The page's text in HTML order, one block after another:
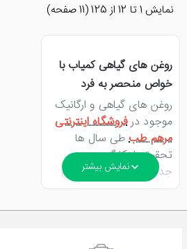
نمايش 1 تا 12 از 125 (11 صفحه)
روغن های گیاهی کمیاب با
خواص منحصر به فرد
روغن های گیاهی و ارگانیک
موجود درفروشگاه اینترنتی
مرهم طبطی سال ها
تحقیق با بکارگیری
جدیدترین تکنولوژی های
روز دنیا در زمینه روغن گیری
گیاهان دارویی و دانه های
کیفیت تولید و به بازار عرضه